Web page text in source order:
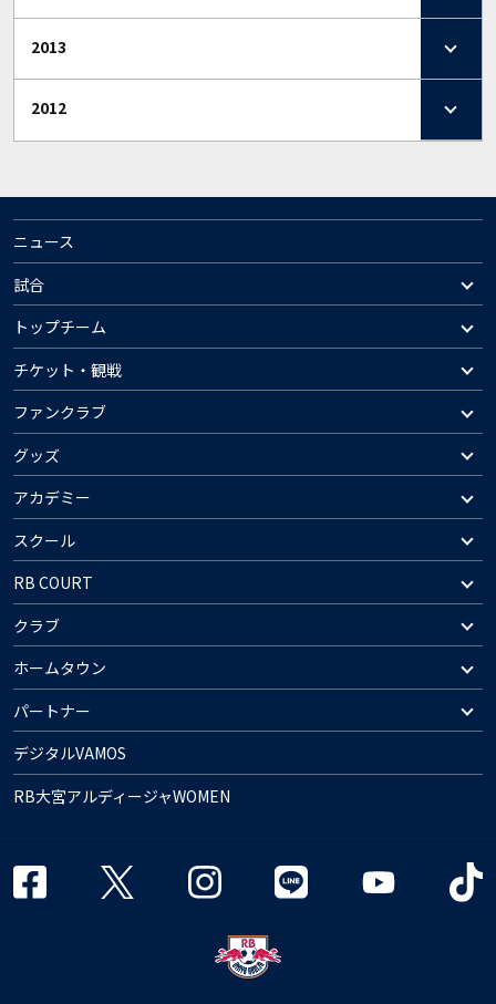
2013
2012
ニュース
試合
トップチーム
チケット・観戦
ファンクラブ
グッズ
アカデミー
スクール
RB COURT
クラブ
ホームタウン
パートナー
デジタルVAMOS
RB大宮アルディージャWOMEN